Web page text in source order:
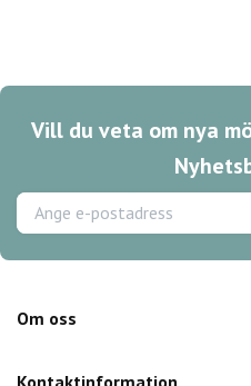
Vill du veta om nya
Om oss